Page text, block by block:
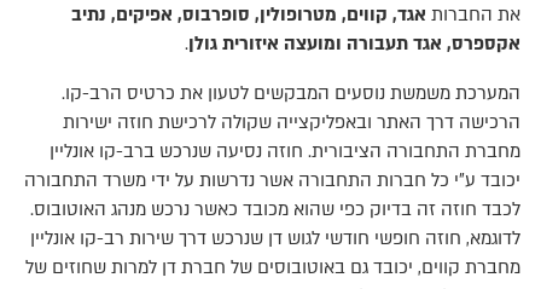
את החברות אגד, קווים, מטרופולין, סופרבוס, אפיקים, נתיב
אקספרס, אגד תעבורה ומועצה איזורית גולן.
המערכת משמשת נוסעים המבקשים לטעון את כרטיס הרב-קו.
הרכישה דרך האתר ובאפליקצייה שקולה לרכישת חוזה ישירות
מחברת התחבורה הציבורית. חוזה נסיעה שנרכש ברב-קו אונליין
יכובד ע"י כל חברות התחבורה אשר נדרשות על ידי משרד התחבורה
לכבד חוזה זה בדיוק כפי שהוא מכובד כאשר נרכש מנהג האוטובוס.
לדוגמא, חוזה חופשי חודשי לגוש דן שנרכש דרך שירות רב-קו אונליין
מחברת קווים, יכובד גם באוטובוסים של חברת דן למרות שחוזים של